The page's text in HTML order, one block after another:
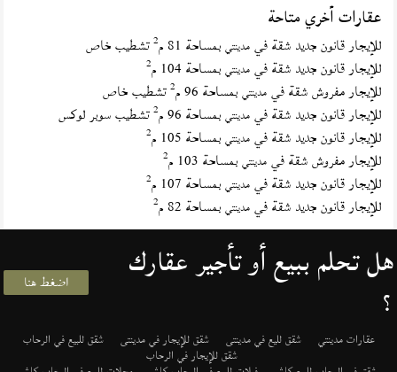
عقارات أخري متاحة
للإيجار قانون جديد شقة فيمدينتي بمساحة 81 م 2تشطيب خاص
للإيجار قانون جديد شقة فيمدينتي بمساحة 104 م 2
للإيجار مفروش شقة فيمدينتي بمساحة 96 م 2تشطيب خاص
للإيجار قانون جديد شقة فيمدينتي بمساحة 96 م 2تشطيب سوبر لوكس
للإيجار قانون جديد شقة فيمدينتي بمساحة 105 م 2
للإيجار مفروش شقة فيمدينتي بمساحة 103 م 2
للإيجار قانون جديد شقة فيمدينتي بمساحة 107 م 2
للإيجار قانون جديد شقة فيمدينتي بمساحة 82 م 2
هل تحلم ببيع أو تأجير عقارك
؟ اضغط هنا
عقارات مدينتي شقق لليع في مدينتى شقق للإيجار في مدينتى شقق للبيع في الرحاب
شقق للإيجار في الرحاب